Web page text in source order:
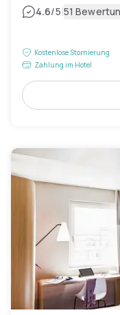
4.6/5|51
Kostenlose Stornierung
Zahlung im Hotel